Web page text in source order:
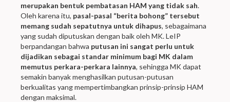
merupakan bentuk pembatasan HAM yang tidak sah.
Oleh karena itu, pasal-pasal “berita bohong” tersebut
memang sudah sepatutnya untuk dihapus, sebagaimana
yang sudah diputuskan dengan baik oleh MK. LeIP
berpandangan bahwa putusan ini sangat perlu untuk
dijadikan sebagai standar minimum bagi MK dalam
memutus perkara-perkara lainnya, sehingga MK dapat
semakin banyak menghasilkan putusan-putusan
berkualitas yang mempertimbangkan prinsip-prinsip HAM
dengan maksimal.